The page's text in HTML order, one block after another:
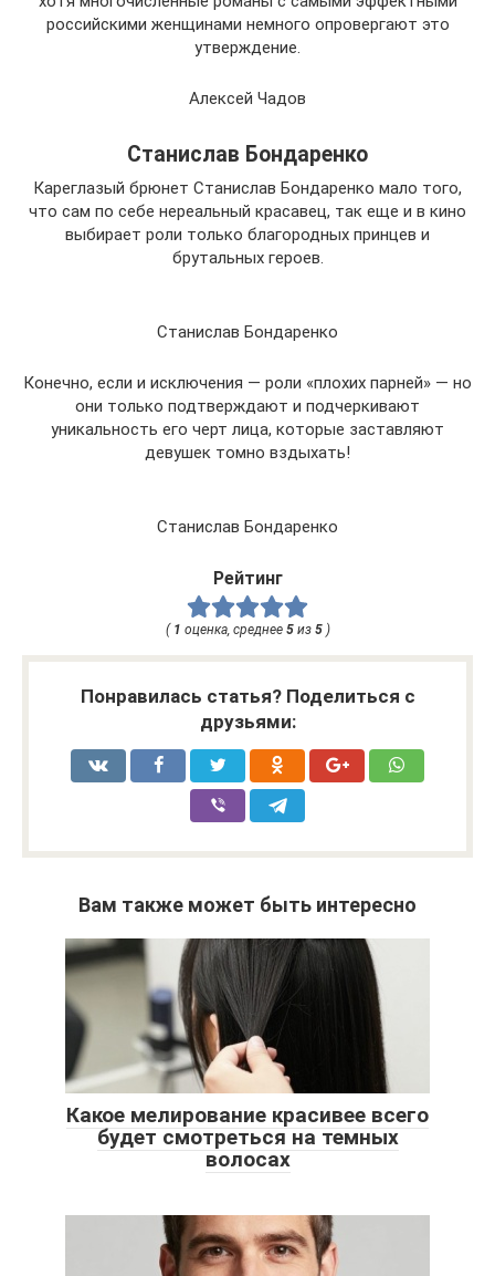
российскими женщинами немного опровергают это
утверждение.
Алексей Чадов
Станислав Бондаренко
Кареглазый брюнет Станислав Бондаренко мало того,
что сам по себе нереальный красавец, так еще и в кино
выбирает роли только благородных принцев и
брутальных героев.
Станислав Бондаренко
Конечно, если и исключения — роли «плохих парней» — но
они только подтверждают и подчеркивают
уникальность его черт лица, которые заставляют
девушек томно вздыхать!
Станислав Бондаренко
Рейтинг
( 1 оценка, среднее 5из 5)
Понравилась статья? Поделиться с
друзьями:
Вам также может быть интересно
Какое мелирование красивее всего
будет смотреться на темных
волосах